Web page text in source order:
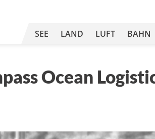
SEE LAND LUFT BAHN
Ocean